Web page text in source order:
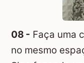
08 - Faça uma
no mesmo